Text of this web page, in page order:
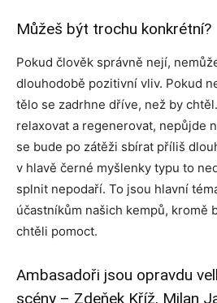
Můžeš být trochu konkrétní?
Pokud člověk správně nejí,
dlouhodobě pozitivní vliv. Pokud
tělo se zadrhne dříve, než by
relaxovat a regenerovat, nepůjde
se bude po zátěži sbírat příliš
v hlavě černé myšlenky typu to
splnit nepodaří. To jsou hlavní
účastníkům našich kempů, kromě
chtěli pomoct.
Ambasadoři jsou opravdu
scény – Zdeňek Kříž, Milan